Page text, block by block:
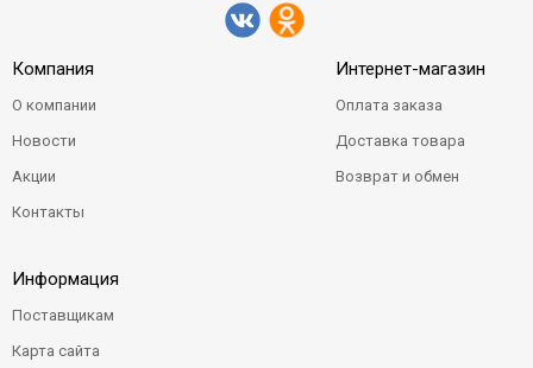
Компания
О компании
Новости
Акции
Контакты
Интернет-магазин
Оплата заказа
Доставка товара
Возврат и обмен
Информация
Поставщикам
Карта сайта